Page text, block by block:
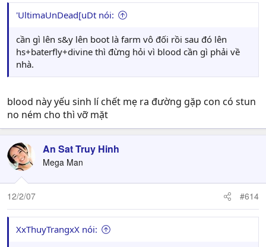
'UltimaUnDead[uDt nói:
cần gì lên s&y lên boot là farm vô đối rồi sau đó lên
hs+baterfly+divine thì đừng hỏi vì blood cần gì phải về
nhà.
blood này yếu sinh lí chết mẹ ra đường gặp con có stun
no ném cho thì vỡ mặt
An Sat Truy Hinh
Mega Man
12/2/07 #614
XxThuyTrangxX nói: